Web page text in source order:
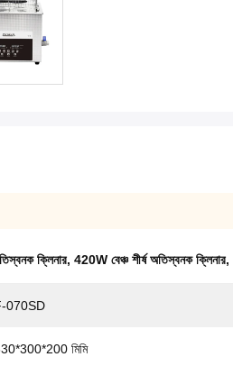
ক্লিনার, 420W বেঞ্চ শীর্ষ অতিস্বনক ক্লিনার,
070SD
মিমি